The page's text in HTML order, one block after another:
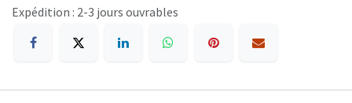
Expédition : 2-3 jours ouvrables